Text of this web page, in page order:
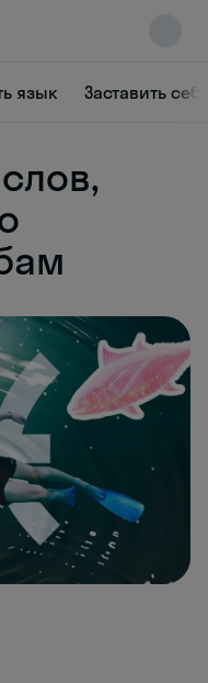
язык Заставить